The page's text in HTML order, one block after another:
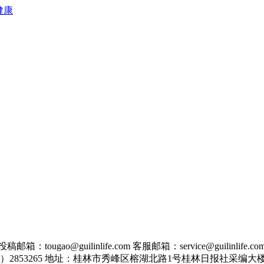
康
邮箱：tougao@guilinlife.com 客服邮箱：
2853265 地址：桂林市秀峰区榕湖北路1号桂林日报社采编大